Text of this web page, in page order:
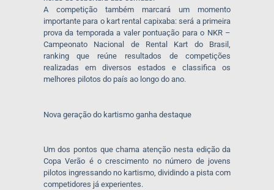
A competição também marcará um momento
importante para o kart rental capixaba: será a primeira
prova da temporada a valer pontuação para o NKR –
Campeonato Nacional de Rental Kart do Brasil,
ranking que reúne resultados de competições
realizadas em diversos estados e classifica os
melhores pilotos do país ao longo do ano.
Nova geração do kartismo ganha destaque
Um dos pontos que chama atenção nesta edição da
Copa Verão é o crescimento no número de jovens
pilotos ingressando no kartismo, dividindo a pista com
competidores já experientes.